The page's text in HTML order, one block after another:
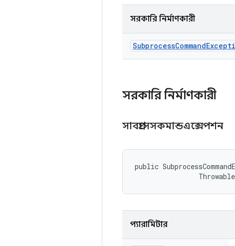
সরকারি নির্মাণকারী
SubprocessCommand
সরকারি নির্মাণকারী
সাবপ্রসেসকমান্ডএক্সেপশন
public
প্যারামিটার